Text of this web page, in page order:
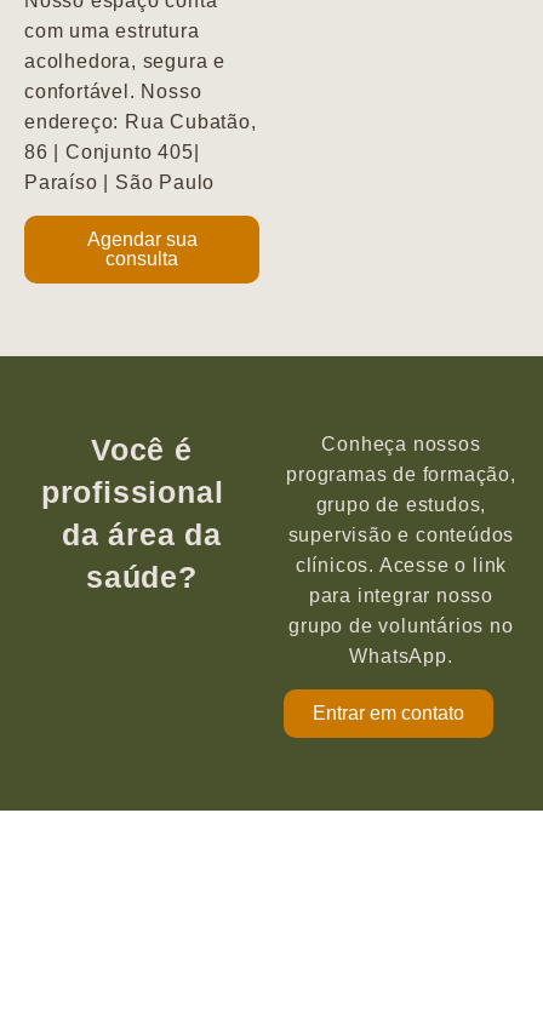
com uma estrutura
acolhedora, segura e
confortável. Nosso
endereço: Rua Cubatão,
86 | Conjunto 405|
Paraíso | São Paulo
Agendar sua
consulta
Você é
profissional
da área da
saúde?
Conheça nossos
programas de formação,
grupo de estudos,
supervisão e conteúdos
clínicos. Acesse o link
para integrar nosso
grupo de voluntários no
WhatsApp.
Entrar em contato